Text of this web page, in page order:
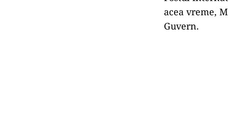
acea vreme,
Guvern.